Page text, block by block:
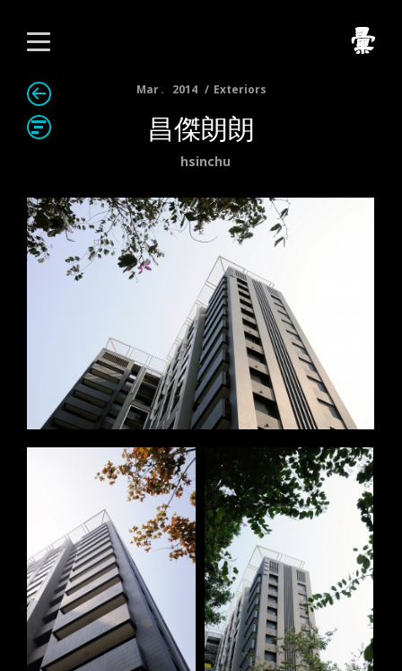
Mar 2014 Exteriors
昌傑朗朗
hsinchu